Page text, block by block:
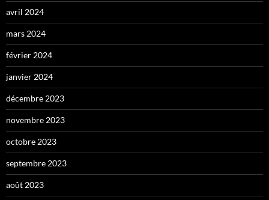
avril 2024
mars 2024
février 2024
janvier 2024
décembre 2023
novembre 2023
octobre 2023
septembre 2023
août 2023